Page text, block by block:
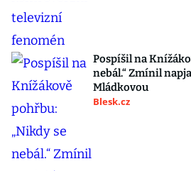
Pospíšil na
nebál.“ Zmínil
Mládkovou
Blesk.cz